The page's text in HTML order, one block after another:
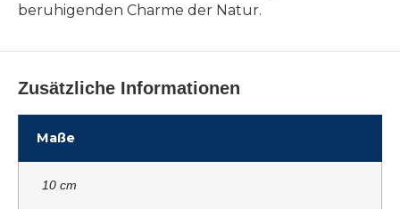
beruhigenden Charme der Natur.
Zusätzliche Informationen
Maße
10 cm